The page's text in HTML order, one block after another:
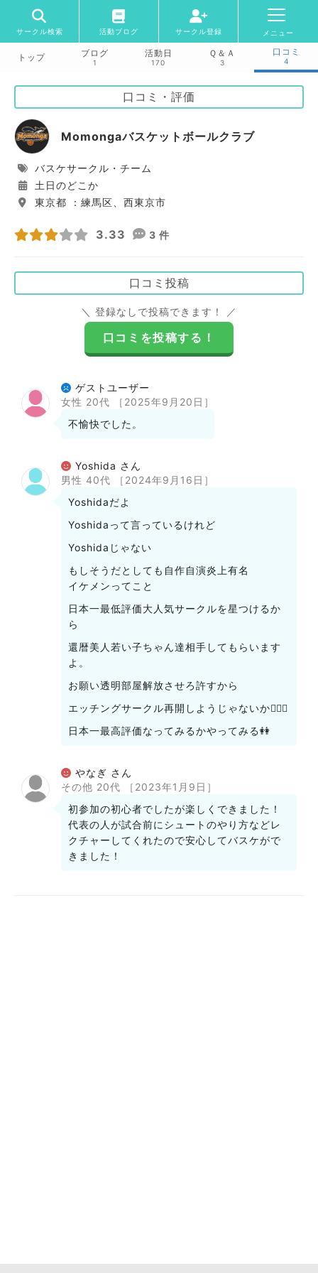
サークル検索 活動ブログ サークル登録 メニュー
トップ ブログ
1
活動日
170
Ｑ＆Ａ
3
口コミ
4
口コミ・評価
Momongaバスケットボールクラブ
バスケサークル・チーム
土日のどこか
東京都 ：練馬区、西東京市
3.33 3 件
口コミ投稿
＼ 登録なしで投稿できます！ ／
口コミを投稿する！
ゲストユーザー
女性 20代
［2025年9月20日］
不愉快でした。
Yoshida さん
男性 40代
［2024年9月16日］
Yoshidaだよ
Yoshidaって言っているけれど
Yoshidaじゃない
もしそうだとしても自作自演炎上有名
イケメンってこと
日本一最低評価大人気サークルを星つけるか
ら
還暦美人若い子ちゃん達相手してもらいます
よ。
お願い透明部屋解放させろ許すから
エッチングサークル再開しようじゃないか👩‍❤️‍👩
日本一最高評価なってみるかやってみる👭
やなぎ さん
その他 20代
［2023年1月9日］
初参加の初心者でしたが楽しくできました！
代表の人が試合前にシュートのやり方などレ
クチャーしてくれたので安心してバスケがで
きました！